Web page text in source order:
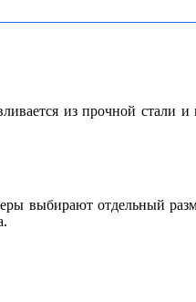
из прочной
выбирают отдельный